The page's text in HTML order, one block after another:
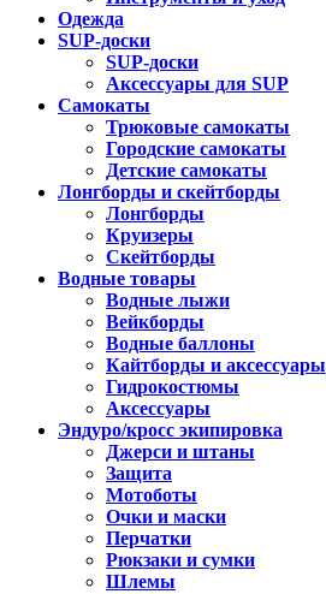
Одежда
SUP-доски
SUP-доски
Аксессуары для SUP
Самокаты
Трюковые самокаты
Городские самокаты
Детские самокаты
Лонгборды и скейтборды
Лонгборды
Круизеры
Скейтборды
Водные товары
Водные лыжи
Вейкборды
Водные баллоны
Кайтборды и аксессуары
Гидрокостюмы
Аксессуары
Эндуро/кросс экипировка
Джерси и штаны
Защита
Мотоботы
Очки и маски
Перчатки
Рюкзаки и сумки
Шлемы